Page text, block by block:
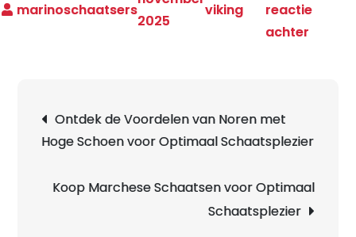
2025
viking
reactie
achter
Viking
op
Ontdek de Voordelen van Noren met
Hoge Schoen voor Optimaal Schaatsplezier
Koop Marchese Schaatsen voor Optimaal
Schaatsplezier